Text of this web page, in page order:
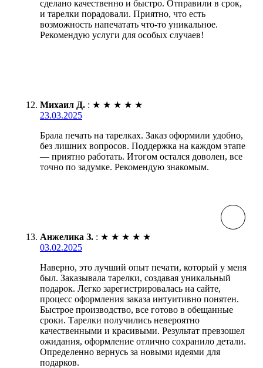
сделано качественно и быстро. Отправили в срок,
и тарелки порадовали. Приятно, что есть
возможность напечатать что-то уникальное.
Рекомендую услуги для особых случаев!
Михаил Д. : ★ ★ ★ ★ ★
23.03.2025
Брала печать на тарелках. Заказ оформили удобно,
без лишних вопросов. Поддержка на каждом этапе
— приятно работать. Итогом остался доволен, все
точно по задумке. Рекомендую знакомым.
Анжелика З. : ★ ★ ★ ★ ★
03.02.2025
Наверно, это лучший опыт печати, который у меня
был. Заказывала тарелки, создавая уникальный
подарок. Легко зарегистрировалась на сайте,
процесс оформления заказа интуитивно понятен.
Быстрое производство, все готово в обещанные
сроки. Тарелки получились невероятно
качественными и красивыми. Результат превзошел
ожидания, оформление отлично сохранило детали.
Определенно вернусь за новыми идеями для
подарков.